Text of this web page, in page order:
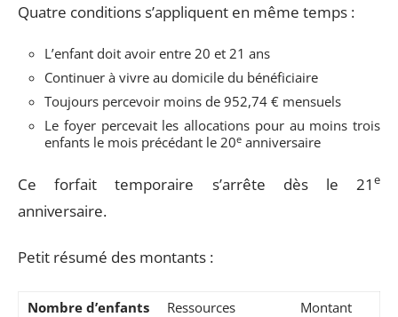
Quatre conditions s’appliquent en même temps :
L’enfant doit avoir entre 20 et 21 ans
Continuer à vivre au domicile du bénéficiaire
Toujours percevoir moins de 952,74 € mensuels
Le foyer percevait les allocations pour au moins trois
enfants le mois précédant le 20e anniversaire
Ce forfait temporaire s’arrête dès le 21 e
anniversaire.
Petit résumé des montants :
Nombre d’enfants
Ressources
Montant